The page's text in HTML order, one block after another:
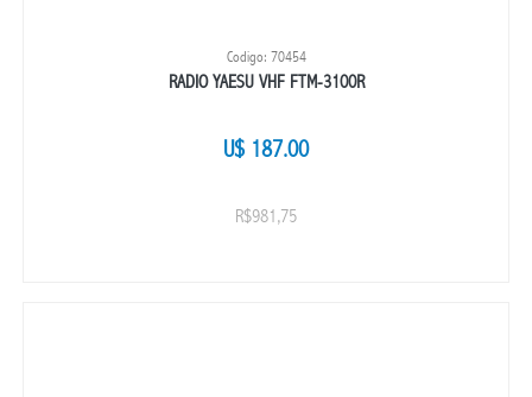
Codigo: 70454
RADIO YAESU VHF FTM-3100R
U$ 187.00
R$981,75